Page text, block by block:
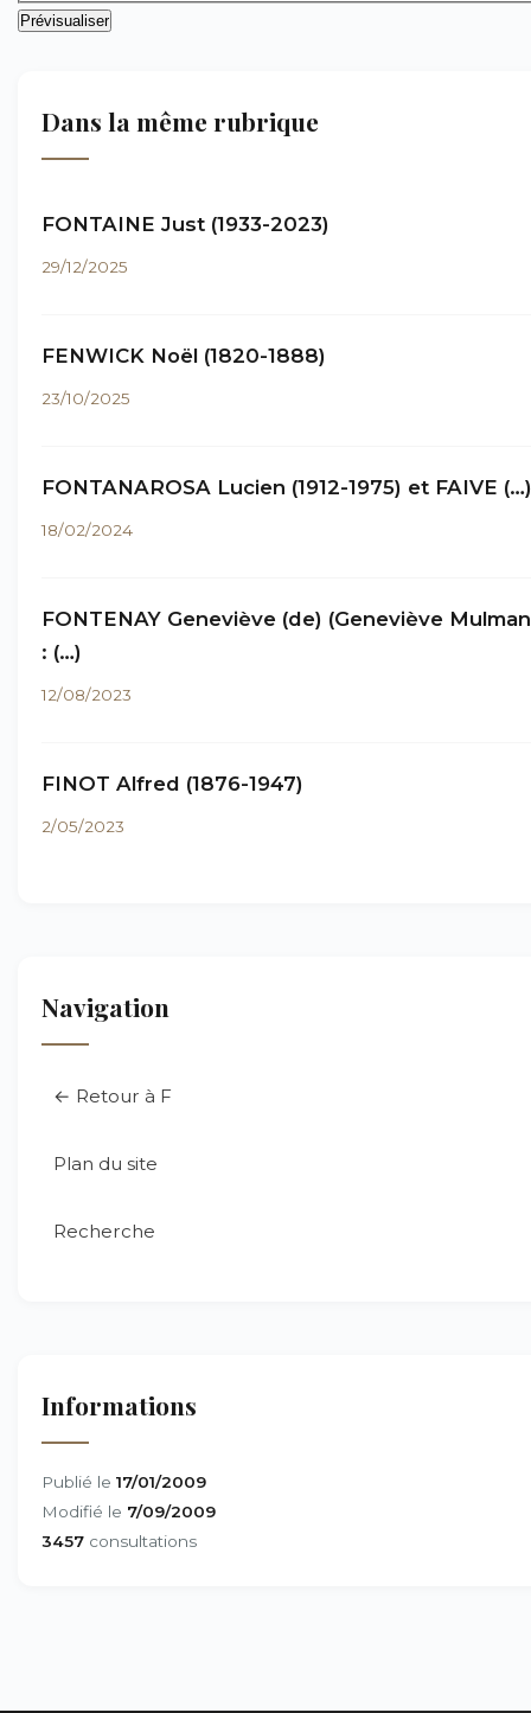
Dans la même rubrique
FONTAINE Just (1933-2023)
29/12/2025
FENWICK Noël (1820-1888)
23/10/2025
FONTANAROSA Lucien (1912-1975) et FAIVE (…)
18/02/2024
FONTENAY Geneviève (de) (Geneviève
: (…)
12/08/2023
FINOT Alfred (1876-1947)
2/05/2023
Navigation
← Retour à F
Plan du site
Recherche
Informations
Publié le 17/01/2009
Modifié le 7/09/2009
3457 consultations